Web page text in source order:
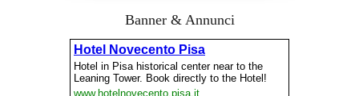
Banner & Annunci